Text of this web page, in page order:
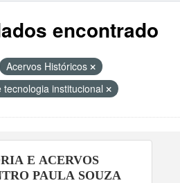
encontrado
Acervos Históricos
institucional
E ACERVOS
PAULA SOUZA